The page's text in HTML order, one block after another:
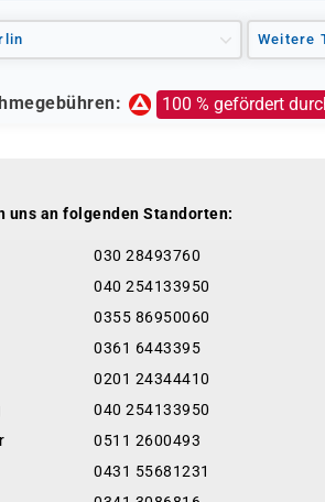
Weitere
100 % gefördert
uns an folgenden Standorten:
030 28493760
040 254133950
0355 86950060
0361 6443395
0201 24344410
040 254133950
0511 2600493
0431 55681231